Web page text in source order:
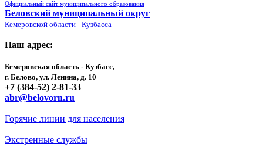
Официальный сайт муниципального образования
Беловский муниципальный округ
Кемеровской области - Кузбасса
Наш адрес:
Кемеровская область - Кузбасс,
г. Белово, ул. Ленина, д. 10
+7 (384-52) 2-81-33
abr@belovorn.ru
Горячие линии для населения
Экстренные службы